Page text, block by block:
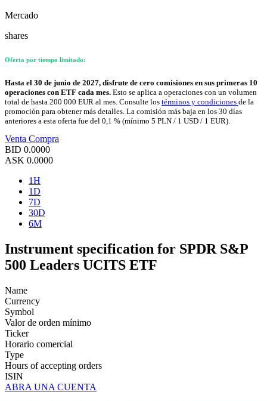
Mercado
shares
Oferta por tiempo limitado:
Hasta el 30 de junio de 2027, disfrute de cero comisiones en sus primeras 10
operaciones con ETF cada mes. Esto se aplica a operaciones con un volumen
total de hasta 200 000 EUR al mes. Consulte los términos y condiciones de la
promoción para obtener más detalles. La comisión más baja en los 30 días
anteriores a esta oferta fue del 0,1 % (mínimo 5 PLN / 1 USD / 1 EUR).
Venta Compra
BID 0.0000
ASK 0.0000
1H
1D
7D
30D
6M
Instrument specification for SPDR S&P
500 Leaders UCITS ETF
Name
Currency
Symbol
Valor de orden mínimo
Ticker
Horario comercial
Type
Hours of accepting orders
ISIN
ABRA UNA CUENTA